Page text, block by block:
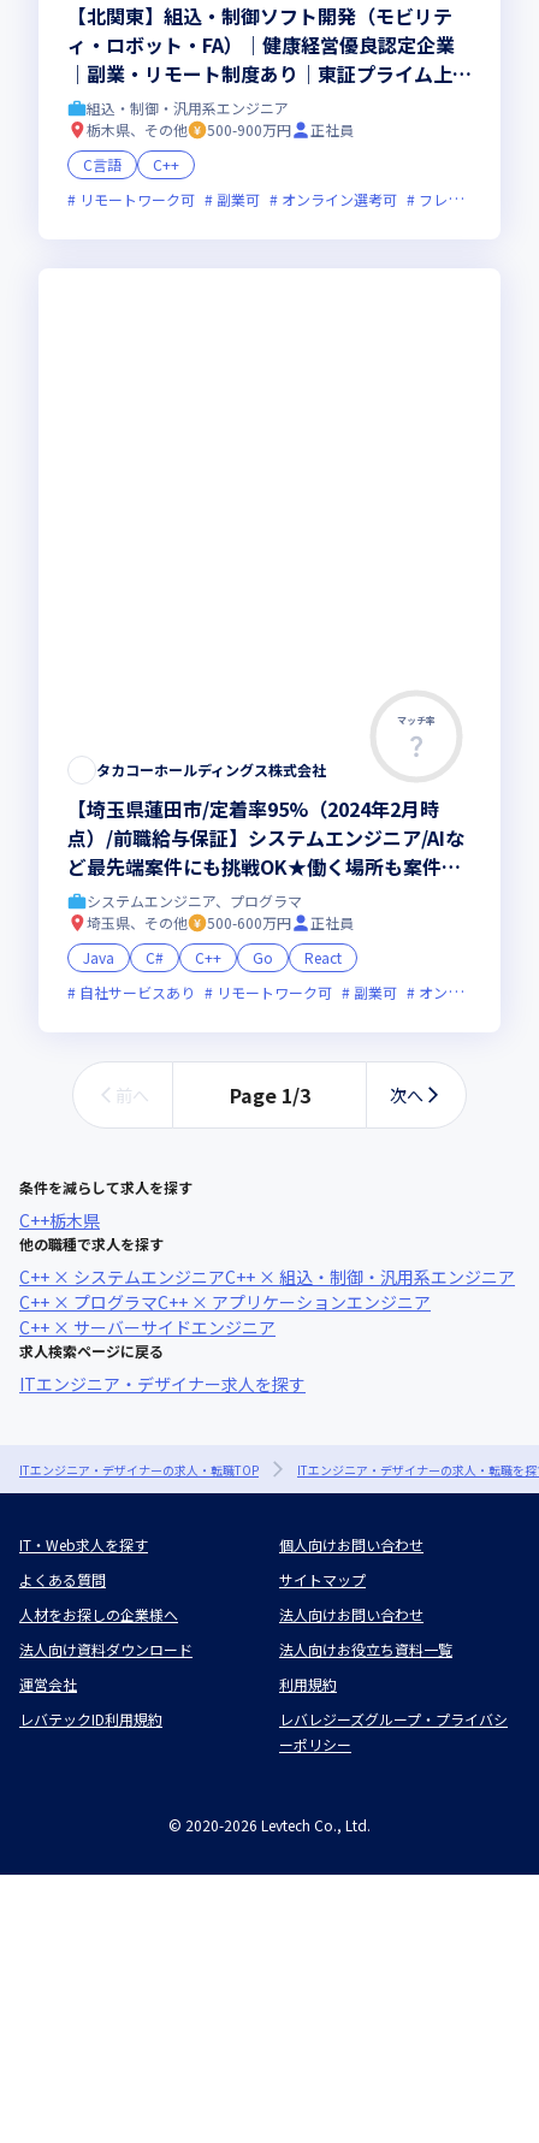
【北関東】組込・制御ソフト開発（モビリテ
ィ・ロボット・FA）｜健康経営優良認定企業
｜副業・リモート制度あり｜東証プライム上場
G×一次請け・上流・先端PJTでキャリアUP！
組込・制御・汎用系エンジニア
栃木県、その他
500-900万円
正社員
C言語
C++
リモートワーク可
副業可 オンライン選考可 フレックス制度あり
マッチ率
タカコーホールディングス株式会社
【埼玉県蓮田市/定着率95%（2024年2月時
点）/前職給与保証】システムエンジニア/AIな
ど最先端案件にも挑戦OK★働く場所も案件も
柔軟に選べ、自分らしいキャリアを築ける環境
システムエンジニア、プログラマ
埼玉県、その他
500-600万円
正社員
Java
C# C++ Go
React
自社サービスあり
リモートワーク可 副業可 オンライン選考可
前へ Page 1/3 次へ
条件を減らして求人を探す
C++栃木県
他の職種で求人を探す
C++ × システムエンジニアC++ × 組込・制御・汎用系エンジニア
C++ × プログラマC++ × アプリケーションエンジニア
C++ × サーバーサイドエンジニア
求人検索ページに戻る
ITエンジニア・デザイナー求人を探す
ITエンジニア・デザイナーの求人・転職TOP ITエンジニア・デザイナーの求人・転職を
IT・Web求人を探す
個人向けお問い合わせ
よくある質問
サイトマップ
人材をお探しの企業様へ
法人向けお問い合わせ
法人向け資料ダウンロード
法人向けお役立ち資料一覧
運営会社
利用規約
レバテックID利用規約
レバレジーズグループ・プライバシ
ーポリシー
© 2020-2026 Levtech Co., Ltd.